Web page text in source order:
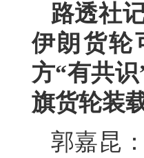
路透社
伊朗货轮
方“有共
旗货轮装
郭嘉昆